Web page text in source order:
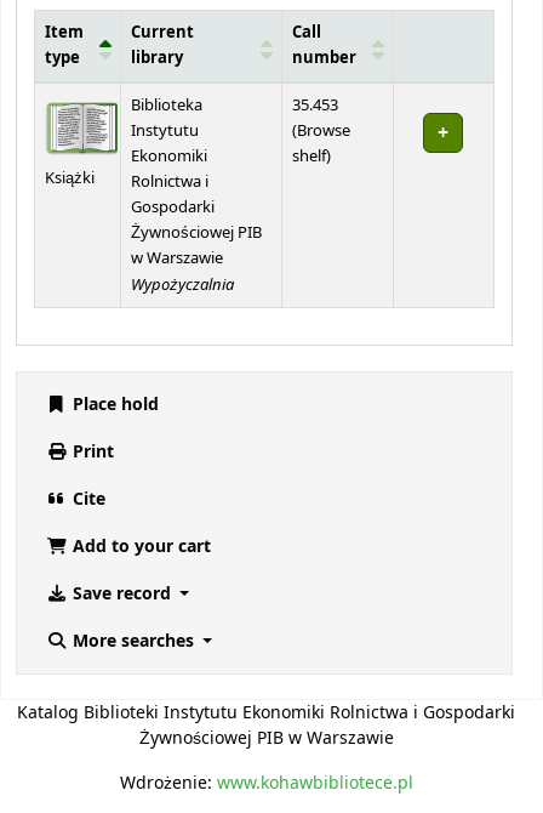
Item
type
Current
library
Call
number
Książki
Biblioteka
Instytutu
Ekonomiki
Rolnictwa i
Gospodarki
Żywnościowej PIB
w Warszawie
Wypożyczalnia
35.453
(Browse
shelf(Opens below)
)
Place hold
Print
Cite
Add to your cart
Save record
More searches
Katalog Biblioteki Instytutu Ekonomiki Rolnictwa i Gospodarki
Żywnościowej PIB w Warszawie
Wdrożenie: www.kohawbibliotece.pl